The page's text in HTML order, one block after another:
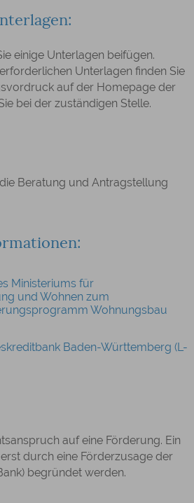
einige Unterlagen beifügen.
Unterlagen finden Sie
auf der Homepage der
bei der zuständigen Stelle.
Beratung und Antragstellung
Ministeriums für
und Wohnen zum
Wohnungsbau
Baden-Württemberg (L-
auf eine Förderung. Ein
durch eine Förderzusage der
begründet werden.